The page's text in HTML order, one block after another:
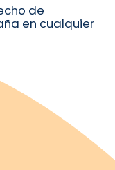
de
en cualquier